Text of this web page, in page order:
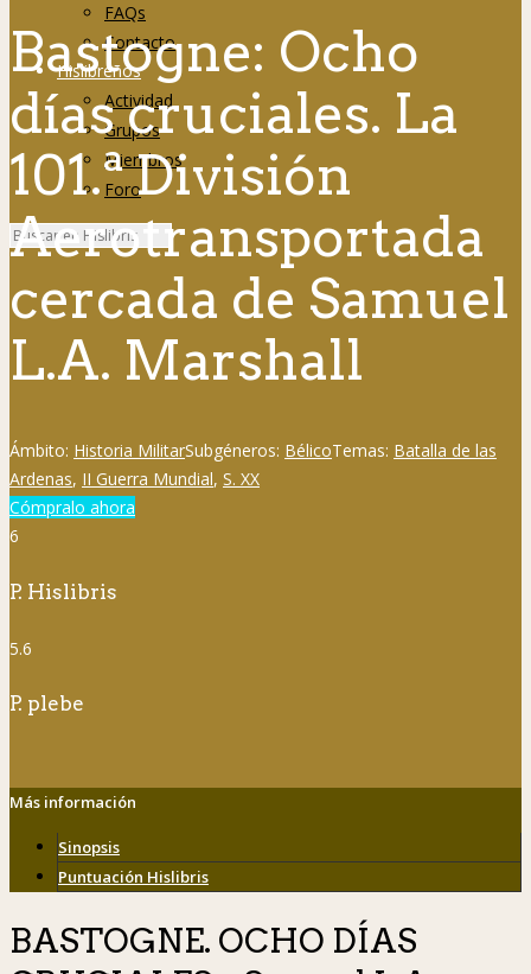
FAQs
Contacto
Hislibreños
Actividad
Grupos
Miembros
Foro
Bastogne: Ocho
días cruciales. La
101.ª División
Aerotransportada
cercada de Samuel
L.A. Marshall
Ámbito: Historia MilitarSubgéneros: BélicoTemas: Batalla de las
Ardenas, II Guerra Mundial, S. XX
Cómpralo ahora
6
P. Hislibris
5.6
P. plebe
Más información
Sinopsis
Puntuación Hislibris
BASTOGNE. OCHO DÍAS